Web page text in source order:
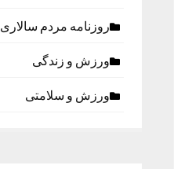
روزنامه مردم سالاری
ورزش و زندگی
ورزش و سلامتی